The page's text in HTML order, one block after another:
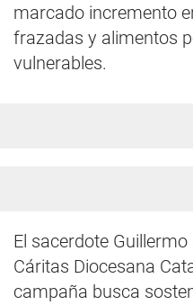
marcado incremento
frazadas y alimentos
vulnerables.
El sacerdote
Cáritas Diocesana
campaña busca